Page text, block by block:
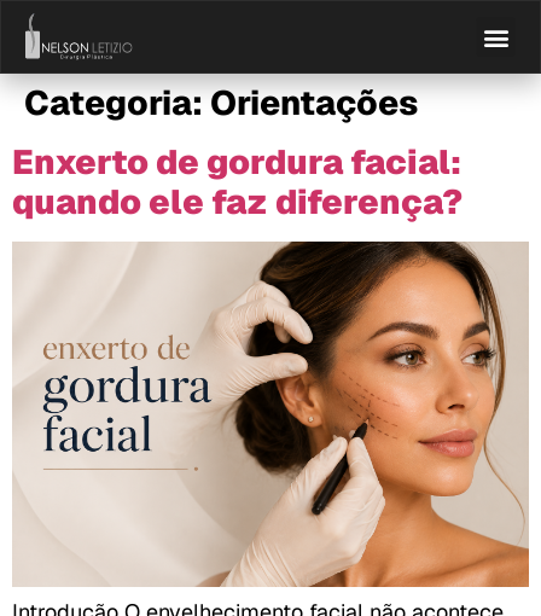
Categoria:Orientações
Enxerto de gordura facial:
quando ele faz diferença?